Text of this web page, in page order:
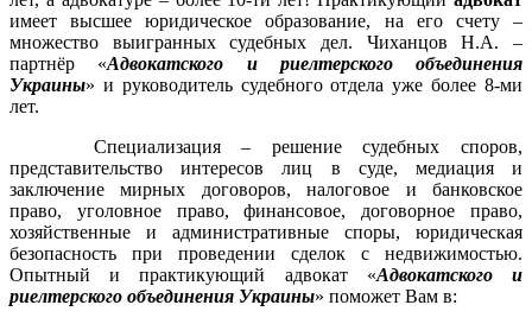
имеет высшее юридическое образование, на его счету –
множество выигранных судебных дел. Чиханцов Н.А. –
партнёр «Адвокатского и риелтерского объединения
Украины» и руководитель судебного отдела уже более 8-ми
лет.
Специализация – решение судебных споров,
представительство интересов лиц в суде, медиация и
заключение мирных договоров, налоговое и банковское
право, уголовное право, финансовое, договорное право,
хозяйственные и административные споры, юридическая
безопасность при проведении сделок с недвижимостью.
Опытный и практикующий адвокат «Адвокатского и
риелтерского объединения Украины» поможет Вам в: